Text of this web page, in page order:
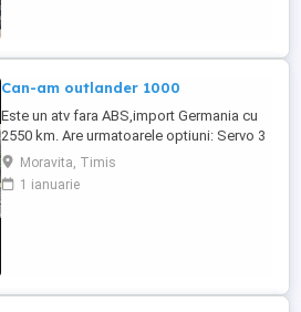
Can-am outlander 1000
Este un atv fara ABS,import Germania cu
2550 km. Are urmatoarele optiuni: Servo 3
nivele Suspensie FOX cu rebound Bullbar
fata Bullbar spate Handguardurile Can am
Jante beadlock
Moravita, Timis
1 ianuarie